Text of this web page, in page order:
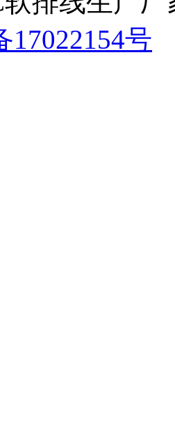
17022154号